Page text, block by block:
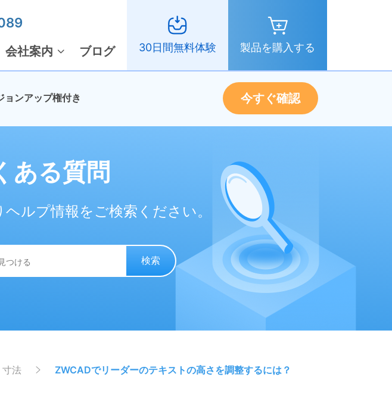
会社案内 ブログ 30日間無料体験 製品を購入する
ンアップ権付き 今すぐ確認
ある質問
ルプ情報をご検索ください。
検索
寸法 ZWCADでリーダーのテキストの高さを調整するには？